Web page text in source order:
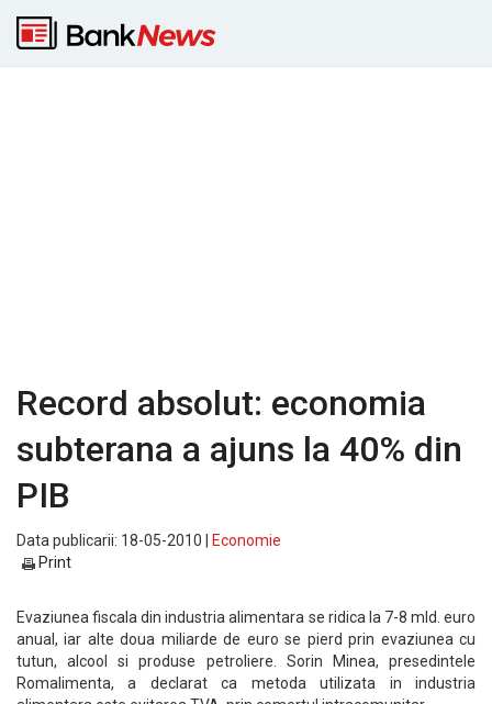
Record absolut: economia
subterana a ajuns la 40% din
PIB
Data publicarii: 18-05-2010 |
Economie
Print
Evaziunea fiscala din industria alimentara se ridica la 7-8 mld. euro
anual, iar alte doua miliarde de euro se pierd prin evaziunea cu
tutun, alcool si produse petroliere. Sorin Minea, presedintele
Romalimenta, a declarat ca metoda utilizata in industria